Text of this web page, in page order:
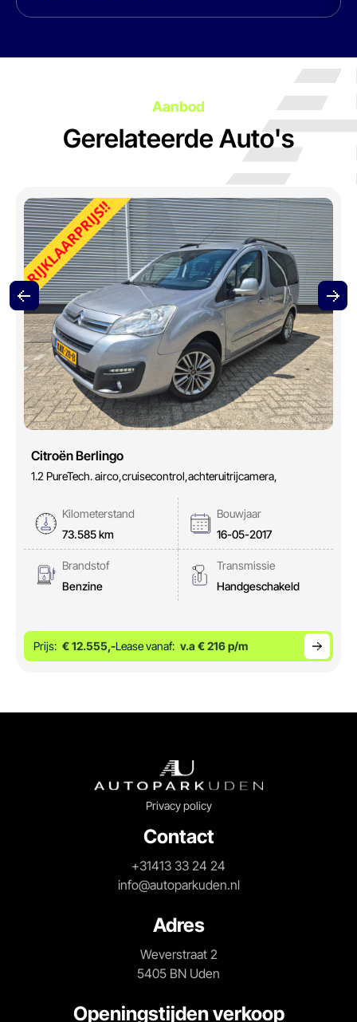
Aanbod
Gerelateerde Auto's
Citroën Berlingo
1.2 PureTech. airco,cruisecontrol,achteruitrijcamera,
Kilometerstand
73.585 km
Bouwjaar
16-05-2017
Brandstof
Benzine
Transmissie
Handgeschakeld
Prijs: € 12.555,-Lease vanaf: v.a € 216 p/m
Privacy policy
Contact
+31413 33 24 24
info@autoparkuden.nl
Adres
Weverstraat 2
5405 BN Uden
Openingstijden verkoop